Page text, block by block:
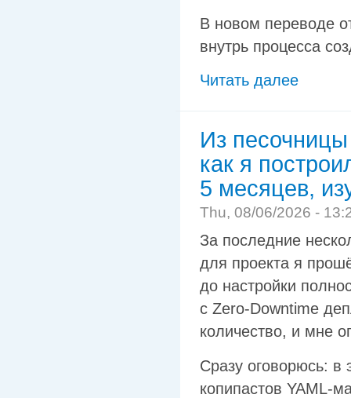
В новом переводе
внутрь процесса
Читать далее
Из
как я
5 месяцев,
Thu, 08/06/2026 -
За последние
для проекта я
до настройки
с Zero‑Downtime
количество, и мне
Сразу оговорюсь: в
копипастов